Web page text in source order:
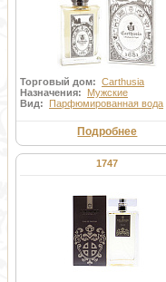
Торговый дом: Carthusia
Назначения: Мужские
Вид: Парфюмированная вода
Подробнее
1747